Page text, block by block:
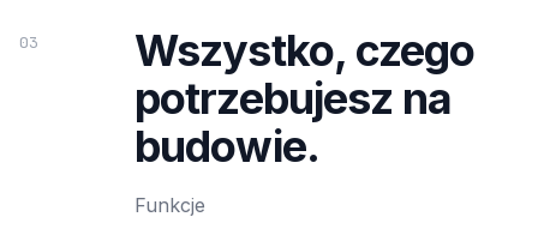
03
Wszystko, czego
potrzebujesz na
budowie.
Funkcje